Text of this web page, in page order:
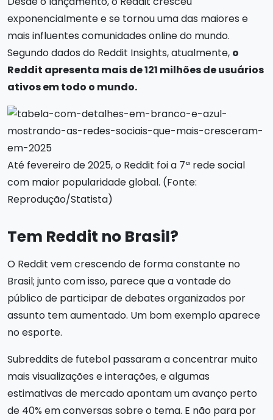
exponencialmente e se tornou uma das maiores e
mais influentes comunidades online do mundo.
Segundo dados do Reddit Insights, atualmente, o
Reddit apresenta mais de 121 milhões de usuários
ativos em todo o mundo.
Até fevereiro de 2025, o Reddit foi a 7ª rede social
com maior popularidade global. (Fonte:
Reprodução/Statista)
Tem Reddit no Brasil?
O Reddit vem crescendo de forma constante no
Brasil; junto com isso, parece que a vontade do
público de participar de debates organizados por
assunto tem aumentado. Um bom exemplo aparece
no esporte.
Subreddits de futebol passaram a concentrar muito
mais visualizações e interações, e algumas
estimativas de mercado apontam um avanço perto
de 40% em conversas sobre o tema. E não para por